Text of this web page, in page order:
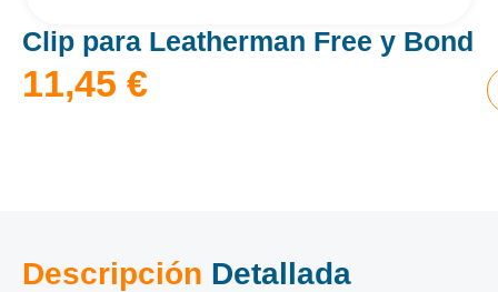
Clip para Leatherman Free y Bond
11,45 €
Descripción Detallada